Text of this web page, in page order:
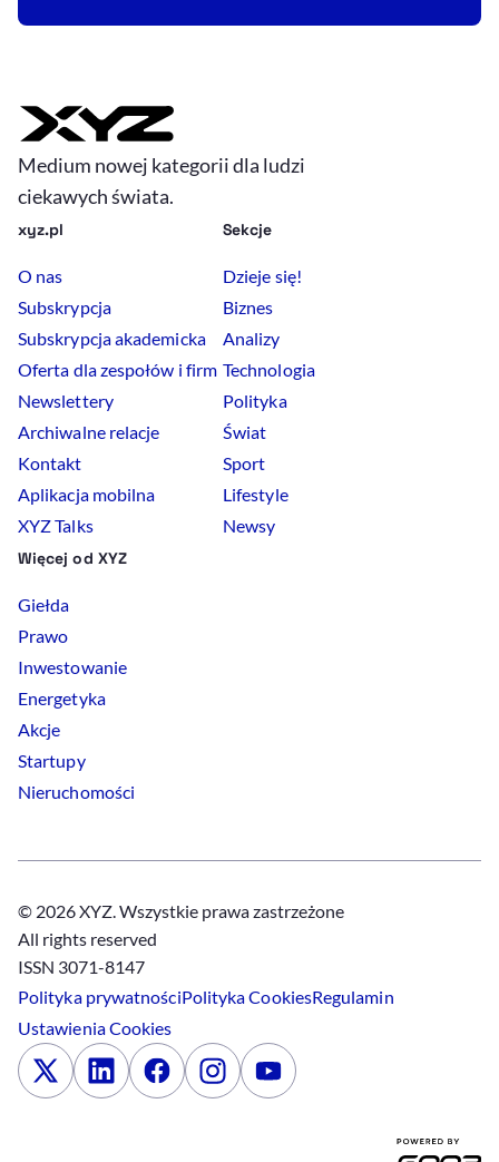
Medium nowej kategorii dla ludzi
ciekawych świata.
xyz.pl
O nas
Subskrypcja
Subskrypcja akademicka
Oferta dla zespołów i firm
Newslettery
Archiwalne relacje
Kontakt
Aplikacja mobilna
XYZ Talks
Sekcje
Dzieje się!
Biznes
Analizy
Technologia
Polityka
Świat
Sport
Lifestyle
Newsy
Więcej od XYZ
Giełda
Prawo
Inwestowanie
Energetyka
Akcje
Startupy
Nieruchomości
© 2026 XYZ. Wszystkie prawa zastrzeżone
All rights reserved
ISSN 3071-8147
Polityka prywatnościPolitykaCookiesRegulamin
UstawieniaCookies
x LinkedinFacebookInstagramYoutube